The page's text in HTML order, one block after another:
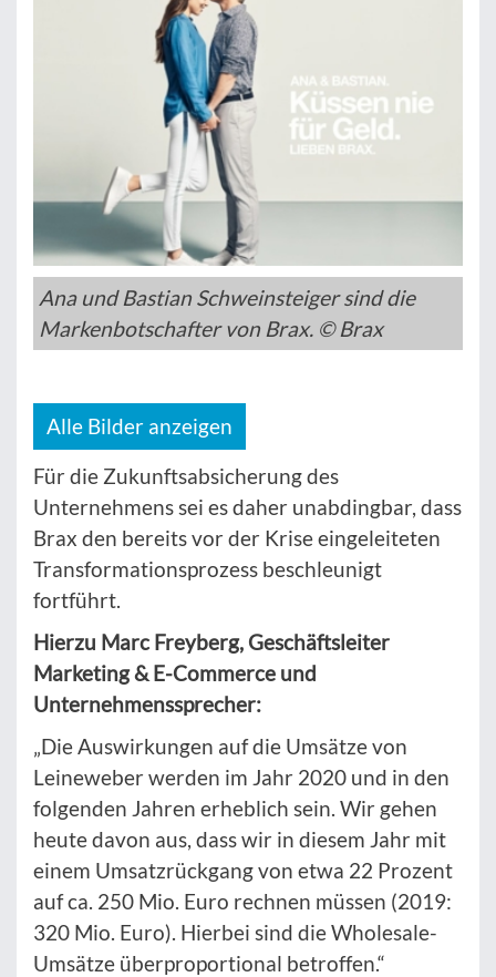
Ana und Bastian Schweinsteiger sind die
Markenbotschafter von Brax. © Brax
Alle Bilder anzeigen
Für die Zukunftsabsicherung des
Unternehmens sei es daher unabdingbar, dass
Brax den bereits vor der Krise eingeleiteten
Transformationsprozess beschleunigt
fortführt.
Hierzu Marc Freyberg, Geschäftsleiter
Marketing & E-Commerce und
Unternehmenssprecher:
„Die Auswirkungen auf die Umsätze von
Leineweber werden im Jahr 2020 und in den
folgenden Jahren erheblich sein. Wir gehen
heute davon aus, dass wir in diesem Jahr mit
einem Umsatzrückgang von etwa 22 Prozent
auf ca. 250 Mio. Euro rechnen müssen (2019:
320 Mio. Euro). Hierbei sind die Wholesale-
Umsätze überproportional betroffen.“